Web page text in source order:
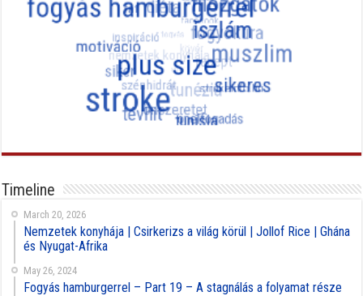
Timeline
March 20, 2026
Nemzetek konyhája | Csirkerizs a világ körül | Jollof Rice | Ghána
és Nyugat-Afrika
May 26, 2024
Fogyás hamburgerrel – Part 19 – A stagnálás a folyamat része